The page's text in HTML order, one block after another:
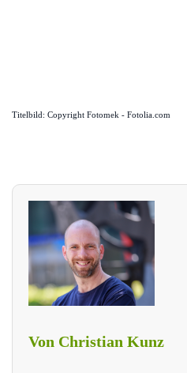
Titelbild: Copyright Fotomek - Fotolia.com
Von Christian Kunz